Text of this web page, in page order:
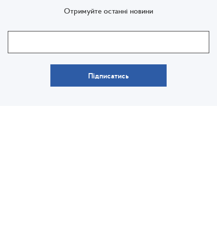
Отримуйте останні новини
Підписатись